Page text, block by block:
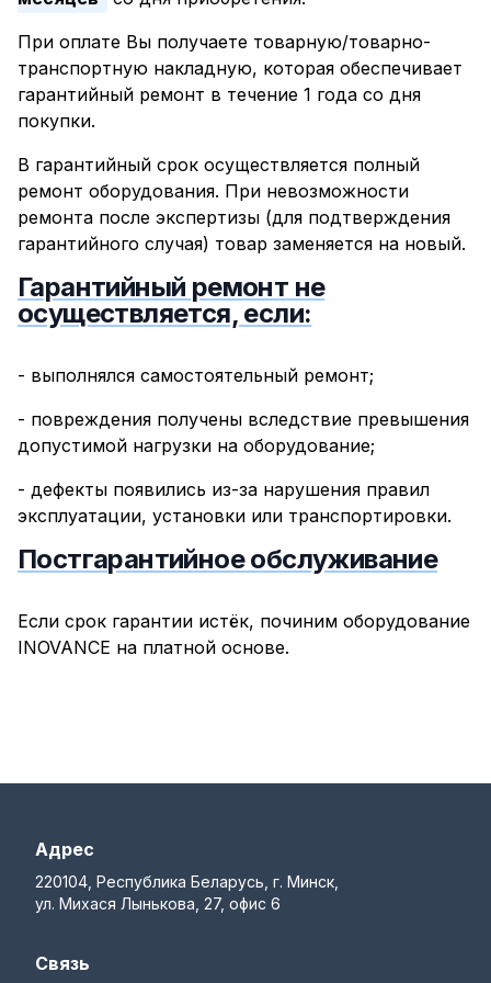
При оплате Вы получаете товарную/товарно-
транспортную накладную, которая обеспечивает
гарантийный ремонт в течение 1 года со дня
покупки.
В гарантийный срок осуществляется полный
ремонт оборудования. При невозможности
ремонта после экспертизы (для подтверждения
гарантийного случая) товар заменяется на новый.
Гарантийный ремонт не
осуществляется, если:
- выполнялся самостоятельный ремонт;
- повреждения получены вследствие превышения
допустимой нагрузки на оборудование;
- дефекты появились из-за нарушения правил
эксплуатации, установки или транспортировки.
Постгарантийное обслуживание
Если срок гарантии истёк, починим оборудование
INOVANCE на платной основе.
Адрес
220104, Республика Беларусь, г. Минск,
ул. Михася Лынькова, 27, офис 6
Связь